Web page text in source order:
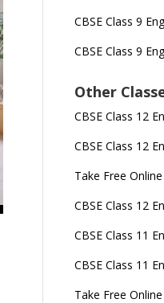
CBSE Class 9
CBSE Class 9
Other
CBSE Class 12
CBSE Class 12
Take Free
CBSE Class 12
CBSE Class 11
CBSE Class 11
Take Free